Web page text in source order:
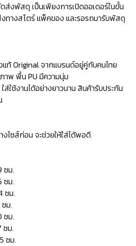
ส่งพัสดุ เป็นเพียงการเปิดออเดอร์ในขั้น
ทางสโตร์ แพ็คของ และรอรถมารับพัสดุ
แท้ Original จากแบรนด์อยู่คู่กับคนไทย
พ พื้น PU มีความนุ่ม
ส่ใช้งานได้อย่างยาวนาน สินค้ารับประกัน
งไซส์ก่อน จะช่วยให้ใส่ได้พอดี
ซม.
ซม.
ซม.
ซม.
ซม.
ซม.
ซม.